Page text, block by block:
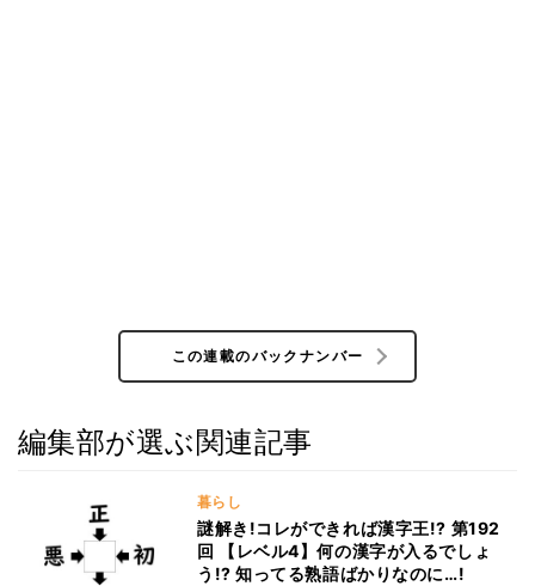
この連載のバックナンバー
編集部が選ぶ関連記事
暮らし
謎解き!コレができれば漢字王!? 第192
回 【レベル4】何の漢字が入るでしょ
う!? 知ってる熟語ばかりなのに…!